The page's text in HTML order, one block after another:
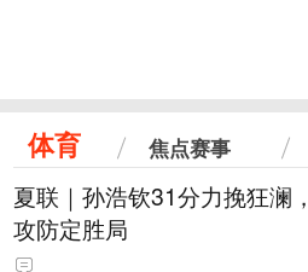
体育 焦点赛事
夏联｜孙浩钦31分力挽狂澜
攻防定胜局